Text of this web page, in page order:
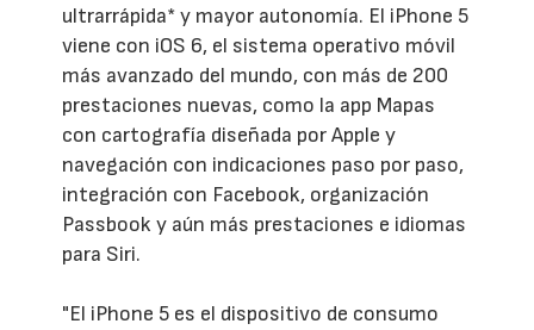
ultrarrápida* y mayor autonomía. El iPhone 5
viene con iOS 6, el sistema operativo móvil
más avanzado del mundo, con más de 200
prestaciones nuevas, como la app Mapas
con cartografía diseñada por Apple y
navegación con indicaciones paso por paso,
integración con Facebook, organización
Passbook y aún más prestaciones e idiomas
para Siri.
"El iPhone 5 es el dispositivo de consumo